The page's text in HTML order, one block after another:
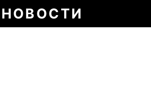
НОВОСТИ